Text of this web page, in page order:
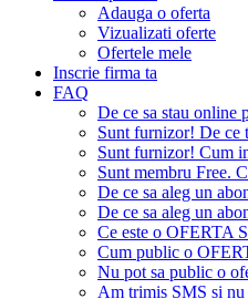
Adauga o oferta
Vizualizati oferte
Ofertele mele
Inscrie firma ta
FAQ
De ce sa stau online
Sunt furnizor! De ce
Sunt furnizor! Cum
Sunt membru Free.
De ce sa aleg un
De ce sa aleg un
Ce este o OFERTA
Cum public o
Nu pot sa public o
Am trimis SMS si nu